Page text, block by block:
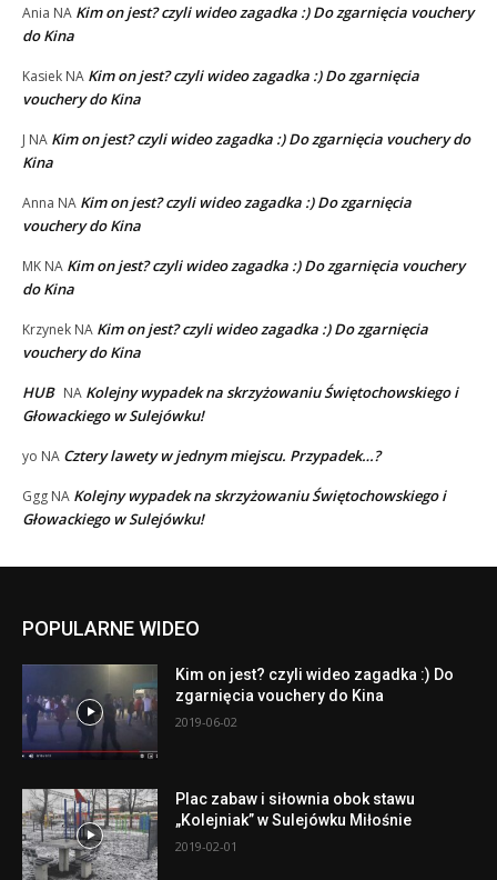
Ania NA Kim on jest? czyli wideo zagadka :) Do zgarnięcia vouchery
do Kina
Kasiek NA Kim on jest? czyli wideo zagadka :) Do zgarnięcia
vouchery do Kina
J NA Kim on jest? czyli wideo zagadka :) Do zgarnięcia vouchery do
Kina
Anna NA Kim on jest? czyli wideo zagadka :) Do zgarnięcia
vouchery do Kina
MK NA Kim on jest? czyli wideo zagadka :) Do zgarnięcia vouchery
do Kina
Krzynek NA Kim on jest? czyli wideo zagadka :) Do zgarnięcia
vouchery do Kina
HUB NA Kolejny wypadek na skrzyżowaniu Świętochowskiego i
Głowackiego w Sulejówku!
yo NA Cztery lawety w jednym miejscu. Przypadek…?
Ggg NA Kolejny wypadek na skrzyżowaniu Świętochowskiego i
Głowackiego w Sulejówku!
POPULARNE WIDEO
Kim on jest? czyli wideo zagadka :) Do
zgarnięcia vouchery do Kina
2019-06-02
Plac zabaw i siłownia obok stawu
„Kolejniak” w Sulejówku Miłośnie
2019-02-01